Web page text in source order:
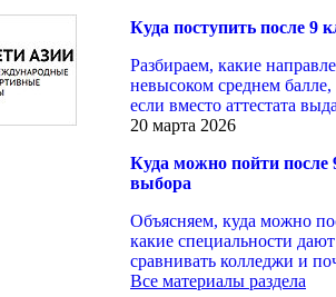
Куда поступить после 9
Разбираем, какие
невысоком среднем балле,
если вместо аттестата
20 марта 2026
Куда можно пойти после
выбора
Объясняем, куда можно
какие специальности
сравнивать колледжи и
Все материалы раздела